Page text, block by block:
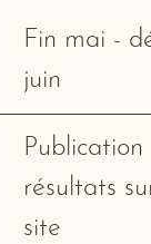
Fin mai -
juin
Publication
résultats
site